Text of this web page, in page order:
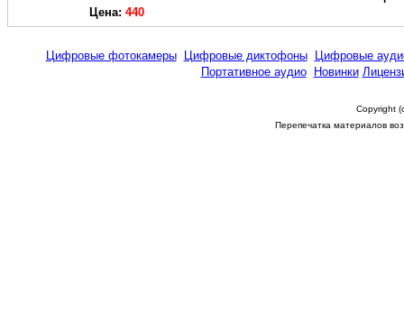
Цена: 440
Цифровые фотокамеры Цифровые диктофоны
Цифровые
Портативное аудио
Новинки
Copyright
Перепечатка материалов